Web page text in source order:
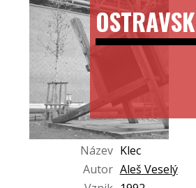
Název Klec
Autor Aleš Veselý